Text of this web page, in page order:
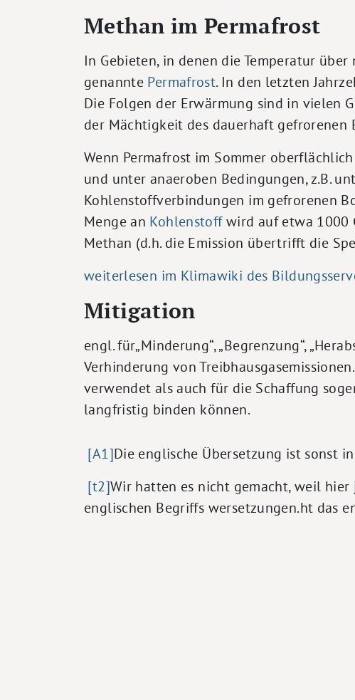
Methan im Permafrost
In Gebieten, in denen die Temperatur
genannte Permafrost. In den letzten
Die Folgen der Erwärmung sind in vielen
der Mächtigkeit des dauerhaft gefrorenen
Wenn Permafrost im Sommer
und unter anaeroben Bedingungen, z.B.
Kohlenstoffverbindungen im gefrorenen
Menge an Kohlenstoffwird auf etwa 1000
Methan (d.h. die Emission übertrifft die
weiterlesen im Klimawiki des
Mitigation
engl. für„Minderung“, „Begrenzung“,
Verhinderung von
verwendet als auch für die Schaffung
langfristig binden können.
[A1]Die englische Übersetzung ist sonst
[t2]Wir hatten es nicht gemacht, weil
englischen Begriffs wersetzungen.ht das